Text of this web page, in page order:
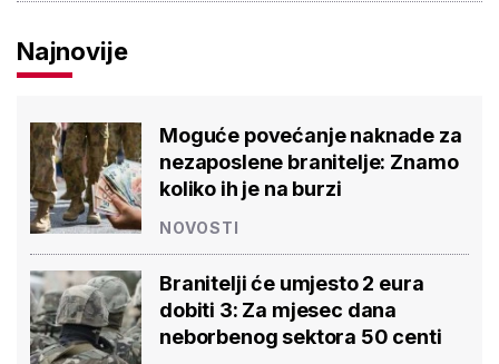
Najnovije
Moguće povećanje naknade za
nezaposlene branitelje: Znamo
koliko ih je na burzi
NOVOSTI
Branitelji će umjesto 2 eura
dobiti 3: Za mjesec dana
neborbenog sektora 50 centi